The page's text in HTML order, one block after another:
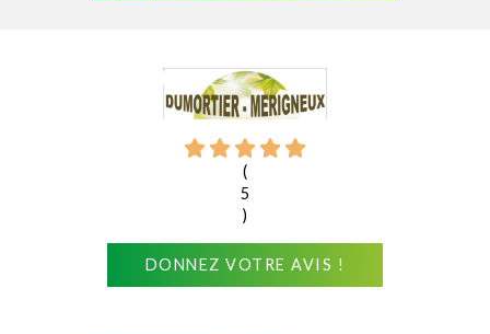
(
5
)
DONNEZ VOTRE AVIS !